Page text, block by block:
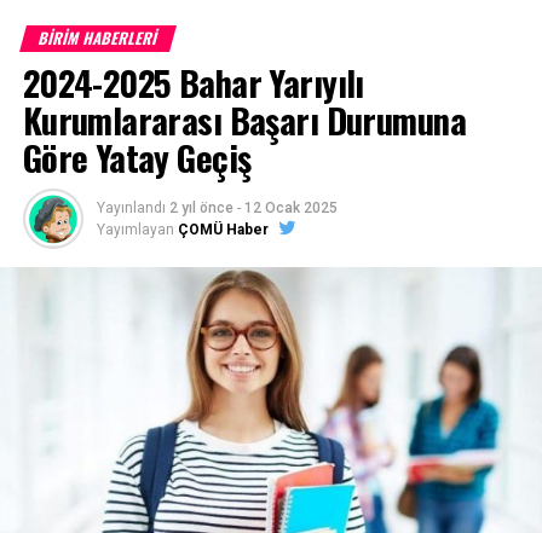
program taban puanları içinTIKLAYINIZ
Başvurularhttps://ubys.comu.edu.tr/adresinden belirtilen
tarihler arasında online (internet) olarak yapılacaktır.
(Posta ile başvuru alınmayacaktır)
1- Merkezi Yerleştirme Puanı İle Yatay Geçiş Online
(İnternet) Başvurusunda Bulunan Öğrencilerden
İstenen Belgeler
BİRİM HABERLERİ
2024-2025 Bahar Yarıyılı
Kurumlararası Başarı Durumuna
Göre Yatay Geçiş
Yayınlandı 2 yıl önce - 12 Ocak 2025
Yayımlayan ÇOMÜ Haber